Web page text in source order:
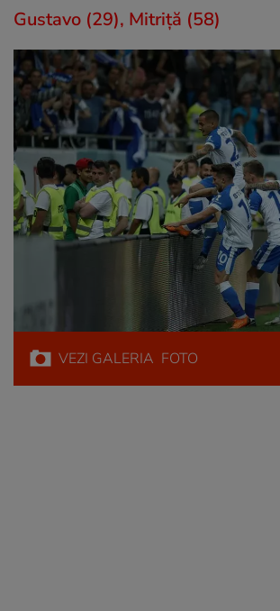
Gustavo (29), Mitriță (58)
VEZI GALERIA FOTO